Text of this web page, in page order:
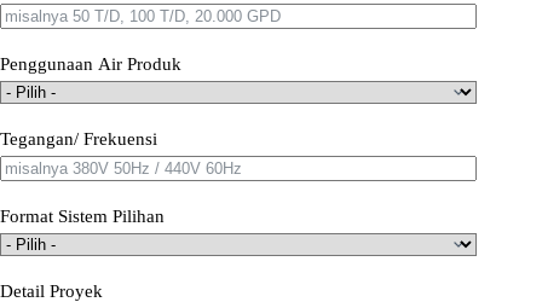
Penggunaan Air Produk
Tegangan/ Frekuensi
Format Sistem Pilihan
Detail Proyek